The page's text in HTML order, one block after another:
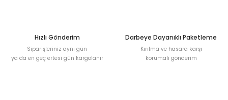
Hızlı Gönderim
Siparişleriniz aynı gün
ya da en geç ertesi gün kargolanır
Darbeye Dayanıklı Paketleme
Kırılma ve hasara karşı
korumalı gönderim